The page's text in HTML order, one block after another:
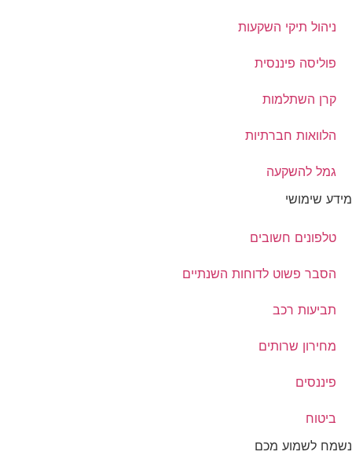
ניהול תיקי השקעות
פוליסה פיננסית
קרן השתלמות
הלוואות חברתיות
גמל להשקעה
מידע שימושי
טלפונים חשובים
הסבר פשוט לדוחות השנתיים
תביעות רכב
מחירון שרותים
פיננסים
ביטוח
נשמח לשמוע מכם